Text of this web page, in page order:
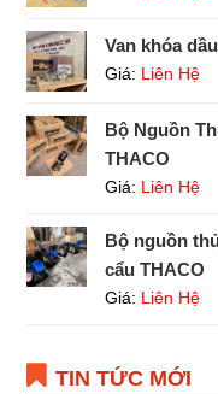
Van khóa
Giá: Liên Hệ
Bộ Nguồn
THACO
Giá: Liên Hệ
Bộ nguồn
cẩu THACO
Giá: Liên Hệ
TIN TỨC MỚI